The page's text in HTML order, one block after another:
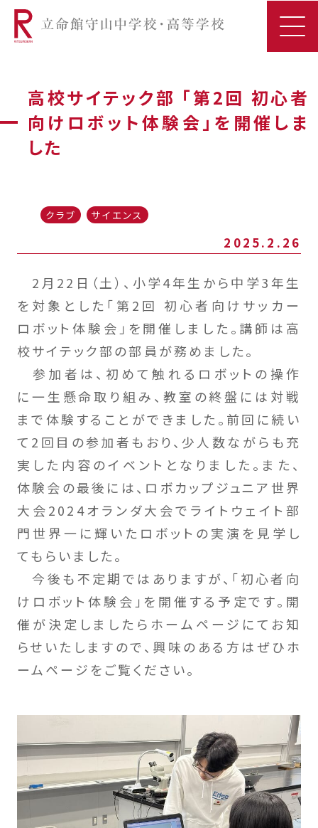
高校サイテック部 「第2回 初心者
向けロボット体験会」を開催しま
した
クラブ サイエンス
2025.2.26
2月22日（土）、小学4年生から中学3年生
を対象とした「第2回 初心者向けサッカー
ロボット体験会」を開催しました。講師は高
校サイテック部の部員が務めました。
参加者は、初めて触れるロボットの操作
に一生懸命取り組み、教室の終盤には対戦
まで体験することができました。前回に続い
て2回目の参加者もおり、少人数ながらも充
実した内容のイベントとなりました。また、
体験会の最後には、ロボカップジュニア世界
大会2024オランダ大会でライトウェイト部
門世界一に輝いたロボットの実演を見学し
てもらいました。
今後も不定期ではありますが、「初心者向
けロボット体験会」を開催する予定です。開
催が決定しましたらホームページにてお知
らせいたしますので、興味のある方はぜひホ
ームページをご覧ください。